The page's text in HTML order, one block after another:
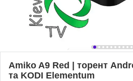
Amiko A9 Red | торент
та KODI Elementum